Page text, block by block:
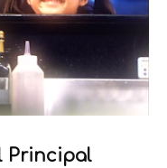
Principal